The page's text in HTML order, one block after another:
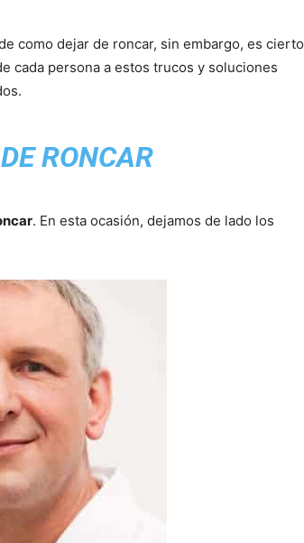
como dejar de roncar, sin embargo, es cierto
cada persona a estos trucos y soluciones
RONCAR
. En esta ocasión, dejamos de lado los